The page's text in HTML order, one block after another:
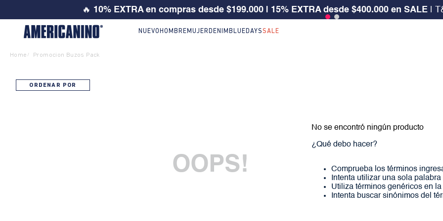
🔥 10% EXTRA en compras desde $199.000 | 15% EXTRA desde $400.000 en SALE |
NUEVO HOMBRE MUJER DENIM BLUEDAYSSALE
Home / Promocion Buzos Pack
ORDENAR POR
OOPS!
No se encontró ningún producto
¿Qué debo hacer?
Comprueba los términos
Intenta utilizar una sola palabra
Utiliza términos genéricos en
Intenta buscar sinónimos del